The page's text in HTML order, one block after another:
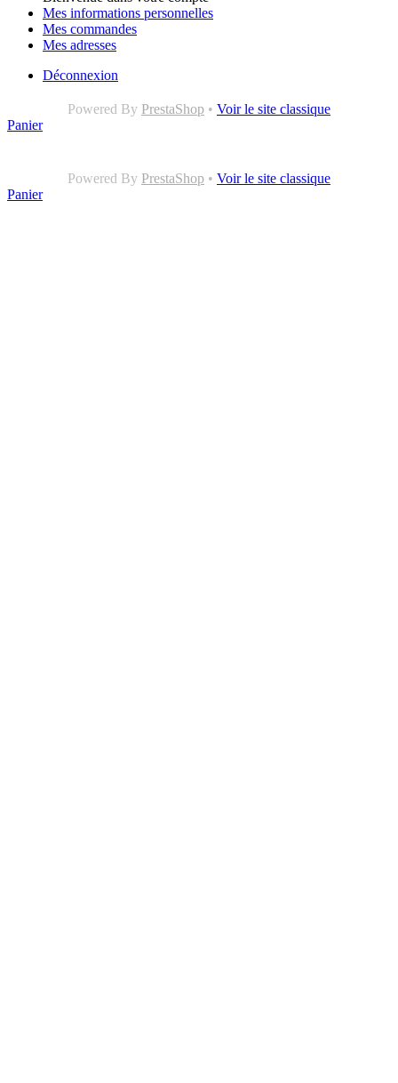
Mes informations personnelles
Mes commandes
Mes adresses
Déconnexion
Powered By PrestaShop • Voir le site classique
Panier
Powered By PrestaShop • Voir le site classique
Panier